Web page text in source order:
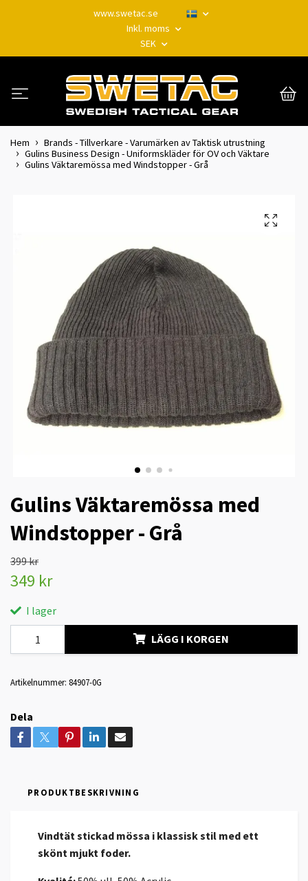
www.swetac.se
Inkl. moms
SEK
Hem
Brands - Tillverkare - Varumärken av Taktisk utrustning
Gulins Business Design - Uniformskläder för OV och Väktare
Gulins Väktaremössa med Windstopper - Grå
Gulins Väktaremössa med
Windstopper - Grå
399 kr
349 kr
I lager
LÄGG I KORGEN
Artikelnummer: 84907-0G
Dela
PRODUKTBESKRIVNING
Vindtät stickad mössa i klassisk stil med ett
skönt mjukt foder.